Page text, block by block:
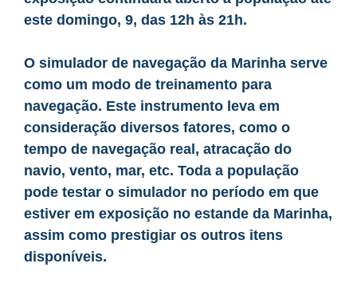
este domingo, 9, das 12h às 21h.
O simulador de navegação da Marinha serve
como um modo de treinamento para
navegação. Este instrumento leva em
consideração diversos fatores, como o
tempo de navegação real, atracação do
navio, vento, mar, etc. Toda a população
pode testar o simulador no período em que
estiver em exposição no estande da Marinha,
assim como prestigiar os outros itens
disponíveis.